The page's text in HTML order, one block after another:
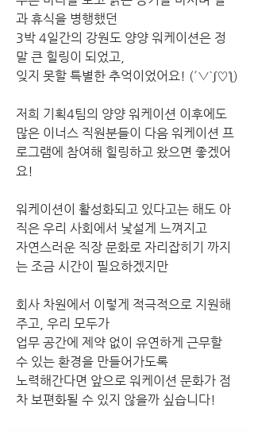
과 휴식을 병행했던
3박 4일간의 강원도 양양 워케이션은 정
말 큰 힐링이 되었고,
잊지 못할 특별한 추억이었어요! (´▽`ʃ♡ƪ)
저희 기획4팀의 양양 워케이션 이후에도
많은 이너스 직원분들이 다음 워케이션 프
로그램에 참여해 힐링하고 왔으면 좋겠어
요!
워케이션이 활성화되고 있다고는 해도 아
직은 우리 사회에서 낯설게 느껴지고
자연스러운 직장 문화로 자리잡히기 까지
는 조금 시간이 필요하겠지만
회사 차원에서 이렇게 적극적으로 지원해
주고, 우리 모두가
업무 공간에 제약 없이 유연하게 근무할
수 있는 환경을 만들어가도록
노력해간다면 앞으로 워케이션 문화가 점
차 보편화될 수 있지 않을까 싶습니다!